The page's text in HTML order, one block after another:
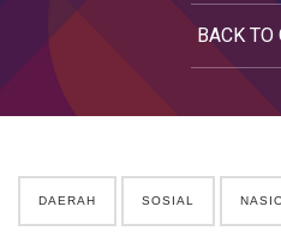
BACK TO
DAERAH SOSIAL